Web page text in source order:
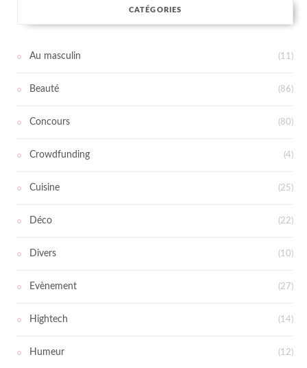
CATÉGORIES
Au masculin (11)
Beauté (86)
Concours (80)
Crowdfunding (4)
Cuisine (25)
Déco (22)
Divers (10)
Evènement (27)
Hightech (14)
Humeur (12)